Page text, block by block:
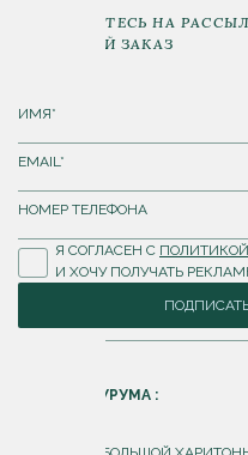
ПОДПИШИТЕСЬ НА
НА ПЕРВЫЙ ЗАКАЗ
Я СОГЛАСЕН С
И ХОЧУ ПОЛУЧАТЬ
АДРЕС ШОУРУМА :